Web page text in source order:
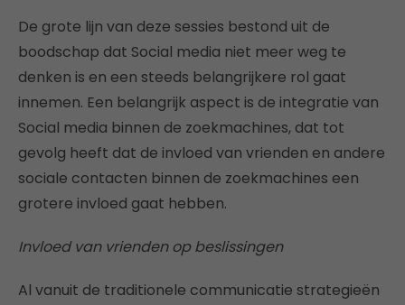
De grote lijn van deze sessies bestond uit de
boodschap dat Social media niet meer weg te
denken is en een steeds belangrijkere rol gaat
innemen. Een belangrijk aspect is de integratie van
Social media binnen de zoekmachines, dat tot
gevolg heeft dat de invloed van vrienden en andere
sociale contacten binnen de zoekmachines een
grotere invloed gaat hebben.
Invloed van vrienden op beslissingen
Al vanuit de traditionele communicatie strategieën